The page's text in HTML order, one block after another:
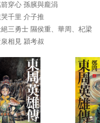
穿心 孫臏與龐涓
千里 介子推
三勇士 隰侯重、華周、杞梁
相見 潁考叔